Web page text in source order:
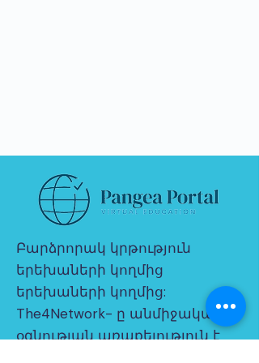
Բարձրորակ կրթություն
երեխաների կողմից
երեխաների կողմից:
The4Network- ը անմիջական
օգնության առաքելություն է